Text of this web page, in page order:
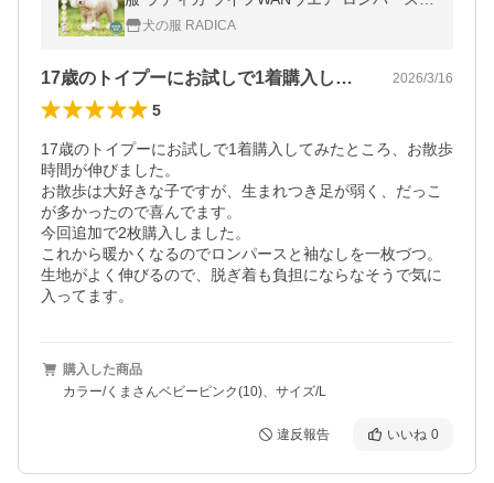
血行促進 体幹安定 介護 特許取得 イフミック
メール便可
犬の服 RADICA
17歳のトイプーにお試しで1着購入して… 2026/3/16
5
17歳のトイプーにお試しで1着購入してみたところ、お散歩
時間が伸びました。
お散歩は大好きな子ですが、生まれつき足が弱く、だっこ
が多かったので喜んでます。
今回追加で2枚購入しました。
これから暖かくなるのでロンパースと袖なしを一枚づつ。
生地がよく伸びるので、脱ぎ着も負担にならなそうで気に
入ってます。
購入した商品
カラー/くまさんベビーピンク(10)、サイズ/L
違反報告 いいね 0